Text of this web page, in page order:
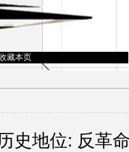
藏本页
史地位: 反革